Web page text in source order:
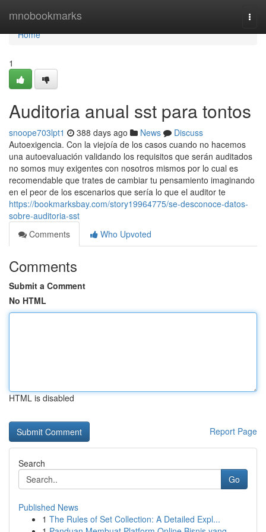
mnobookmarks
Home
Home
1
Auditoria anual sst para tontos
snoope703lpt1 388 days ago News
Discuss
Autoexigencia. Con la viejoía de los casos cuando no hacemos
una autoevaluación validando los requisitos que serán auditados
no somos muy exigentes con nosotros mismos por lo cual es
recomendable que trates de cambiar tu pensamiento imaginando
en el peor de los escenarios que sería lo que el auditor te
https://bookmarksbay.com/story19964775/se-desconoce-datos-
sobre-auditoria-sst
Comments
Who Upvoted
Comments
Submit a Comment
No HTML
HTML is disabled
Report Page
Search
Go
Published News
1 The Rules of Set Collection: A Detailed Expl...